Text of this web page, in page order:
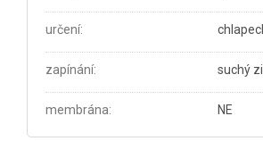
určení:
zapínání: suchý
membrána: NE